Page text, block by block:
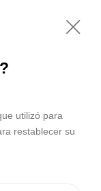
utilizó para
restablecer su